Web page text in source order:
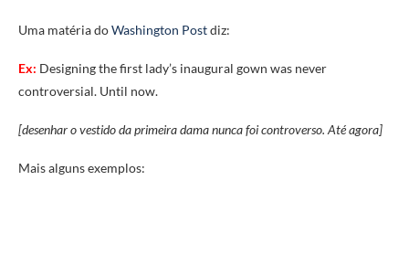
Uma matéria doWashington Postdiz:
Ex: Designing the first lady’s inaugural gown was never
controversial. Until now.
[desenhar o vestido da primeira dama nunca foi controverso. Até agora]
Mais alguns exemplos: